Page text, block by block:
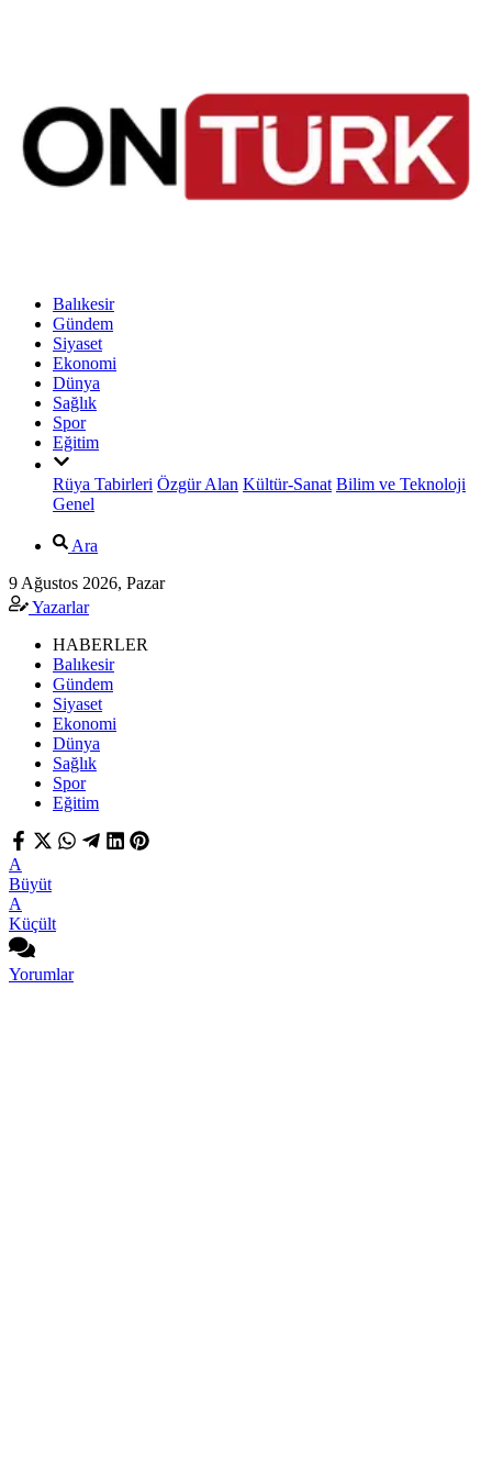
Balıkesir
Gündem
Siyaset
Ekonomi
Dünya
Sağlık
Spor
Eğitim
Rüya Tabirleri Özgür Alan Kültür-Sanat Bilim ve Teknoloji
Genel
Ara
9 Ağustos 2026, Pazar
Yazarlar
HABERLER
Balıkesir
Gündem
Siyaset
Ekonomi
Dünya
Sağlık
Spor
Eğitim
A
Büyüt
A
Küçült
Yorumlar